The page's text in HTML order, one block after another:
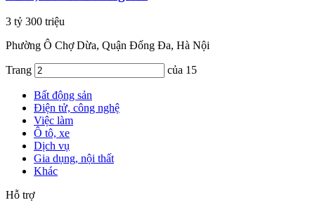
3 tỷ 300 triệu
Phường Ô Chợ Dừa, Quận Đống Đa, Hà Nội
Trang của 15
Bất động sản
Điện tử, công nghệ
Việc làm
Ô tô, xe
Dịch vụ
Gia dụng, nội thất
Khác
Hỗ trợ